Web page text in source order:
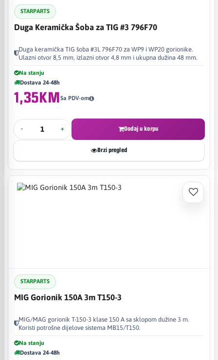
STARPARTS
Duga Keramička Šoba za TIG #3 796F70
Duga keramička TIG šoba #3L 796F70 za WP9 i WP20 gorionike.
Ulazni otvor 8,5 mm, izlazni otvor 4,8 mm i ukupna dužina 48 mm.
Na stanju
Dostava 24-48h
1,35KMSa PDV-om
- + Dodaj u korpu
Brzi pregled
STARPARTS
MIG Gorionik 150A 3m T150-3
MIG/MAG gorionik T-150-3 klase 150 A sa sklopom dužine 3 m.
Koristi potrošne dijelove sistema MB15/T150.
Na stanju
Dostava 24-48h